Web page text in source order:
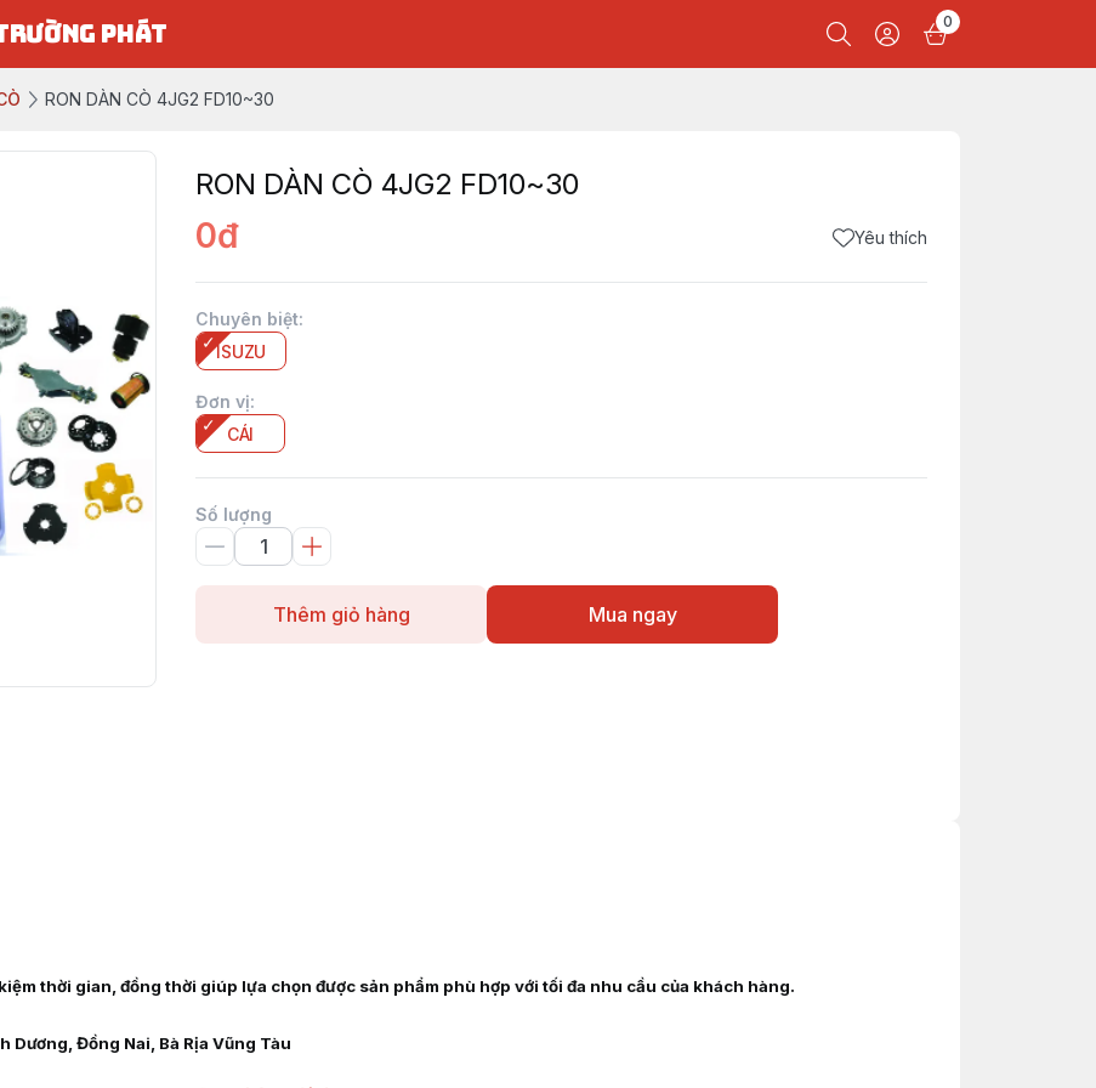
PHÁT 0
RON DÀN CÒ 4JG2 FD10~30
RON DÀN CÒ 4JG2 FD10~30
0đ Yêu thích
Chuyên biệt:
ISUZU
Đơn vị:
CÁI
Số lượng
Thêm giỏ hàng Mua ngay
thời gian, đồng thời giúp lựa chọn được sản phẩm phù hợp với tối đa nhu cầu của khách hàng.
Dương, Đồng Nai, Bà Rịa Vũng Tàu